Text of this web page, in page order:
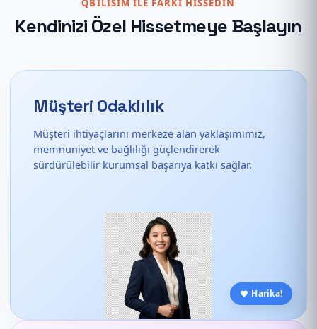
QBILISIM ILE FARKI HISSEDIN
Kendinizi Özel Hissetmeye Başlayın
Müşteri Odaklılık
Müşteri ihtiyaçlarını merkeze alan yaklaşımımız,
memnuniyet ve bağlılığı güçlendirerek
sürdürülebilir kurumsal başarıya katkı sağlar.
Harika!